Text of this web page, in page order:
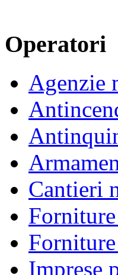
Operatori
Agenzie
Cantieri
Imprese